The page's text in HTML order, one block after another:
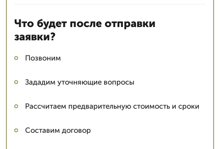
Что будет после отправки
заявки?
Позвоним
Зададим уточняющие вопросы
Рассчитаем предварительную стоимость и сроки
Составим договор